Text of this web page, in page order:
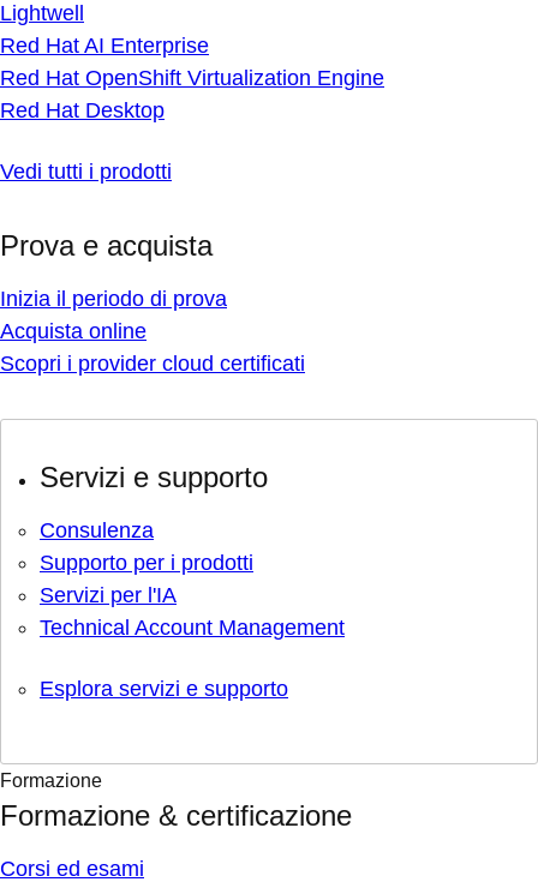
Lightwell
Red Hat AI Enterprise
Red Hat OpenShift Virtualization Engine
Red Hat Desktop
Vedi tutti i prodotti
Prova e acquista
Inizia il periodo di prova
Acquista online
Scopri i provider cloud certificati
Servizi e supporto
Consulenza
Supporto per i prodotti
Servizi per l'IA
Technical Account Management
Esplora servizi e supporto
Formazione
Formazione & certificazione
Corsi ed esami